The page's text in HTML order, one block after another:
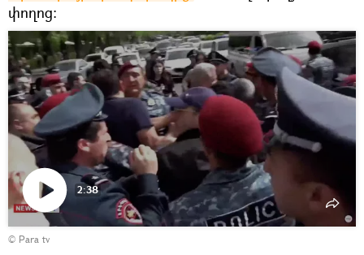
փողոց։
Դիտել
տեսանյութը
2:38
© Para tv